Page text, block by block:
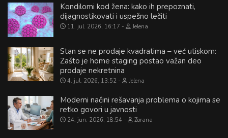
Kondilomi kod žena: kako ih prepoznati,
dijagnostikovati i uspešno lečiti
11. jul. 2026, 16:17 Jelena
Stan se ne prodaje kvadratima – već utiskom:
Zašto je home staging postao važan deo
prodaje nekretnina
4. jul. 2026, 13:52 Jelena
Moderni načini rešavanja problema o kojima se
retko govori u javnosti
24. jun. 2026, 18:54 Zorana